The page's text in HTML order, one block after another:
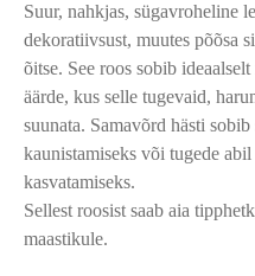
Suur, nahkjas, sügavroheline
dekoratiivsust, muutes põõsa
õitse. See roos sobib
äärde, kus selle tugevaid,
suunata. Samavõrd hästi
kaunistamiseks või tugede
kasvatamiseks.
Sellest roosist saab aia
maastikule.